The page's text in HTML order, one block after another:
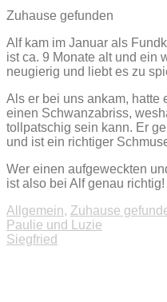
Zuhause gefunden
Alf kam im Januar als
ist ca. 9 Monate alt und ein
neugierig und liebt es zu
Als er bei uns ankam, hatte
einen Schwanzabriss,
tollpatschig sein kann. Er
und ist ein richtiger
Wer einen aufgeweckten
ist also bei Alf genau richtig!
Allgemein, Zuhause
Beitragsnavigation
Paulie und Luzie
Siegfried